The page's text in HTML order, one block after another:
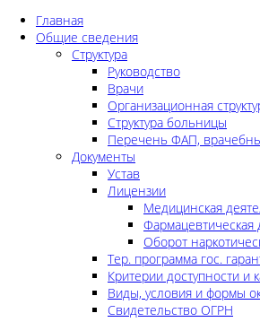
Главная
Общие сведения
Структура
Руководство
Врачи
Организационная
Структура больницы
Перечень ФАП,
Документы
Устав
Лицензии
Медицинская
Фармацевтическая
Оборот
Тер. программа гос.
Критерии доступности и
Виды, условия и формы
Свидетельство ОГРН